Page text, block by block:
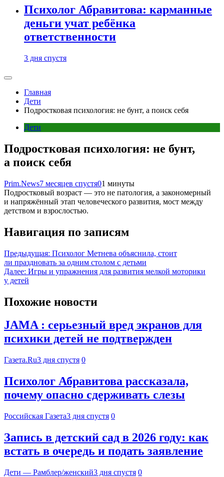
Психолог Абравитова: карманные
деньги учат ребёнка
ответственности
3 дня спустя
Главная
Дети
Подростковая психология: не бунт, а поиск себя
Дети
Подростковая психология: не бунт,
а поиск себя
Prim.News7 месяцев спустя01 минуты
Подростковый возраст — это не патология, а закономерный
и напряжённый этап человеческого развития, мост между
детством и взрослостью.
Навигация по записям
Предыдущая: Психолог Метнева объяснила, стоит
ли праздновать за одним столом с детьми
Далее: Игры и упражнения для развития мелкой моторики
у детей
Похожие новости
JAMA : серьезный вред экранов для
психики детей не подтвержден
Газета.Ru3 дня спустя 0
Психолог Абравитова рассказала,
почему опасно сдерживать слезы
Российская Газета3 дня спустя 0
Запись в детский сад в 2026 году: как
встать в очередь и подать заявление
Дети — Рамблер/женский3 дня спустя 0